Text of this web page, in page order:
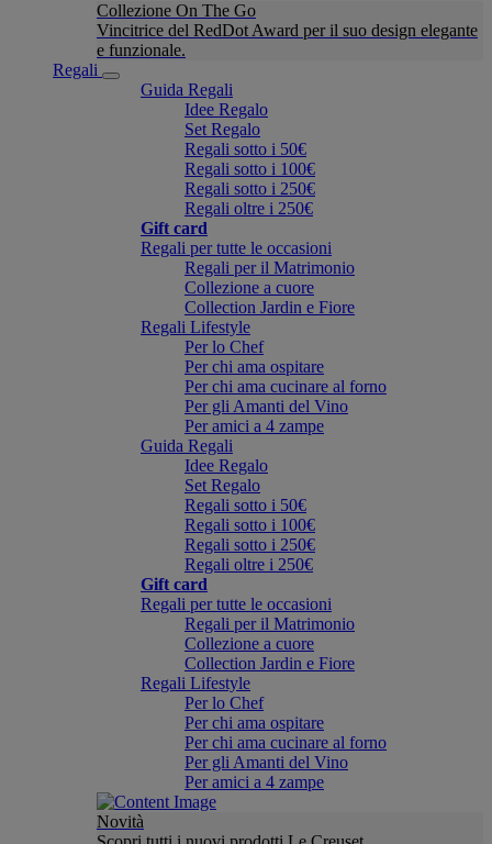
Collezione On The Go
Vincitrice del RedDot Award per il suo design elegante
e funzionale.
Regali
Guida Regali
Idee Regalo
Set Regalo
Regali sotto i 50€
Regali sotto i 100€
Regali sotto i 250€
Regali oltre i 250€
Gift card
Regali per tutte le occasioni
Regali per il Matrimonio
Collezione a cuore
Collection Jardin e Fiore
Regali Lifestyle
Per lo Chef
Per chi ama ospitare
Per chi ama cucinare al forno
Per gli Amanti del Vino
Per amici a 4 zampe
Guida Regali
Idee Regalo
Set Regalo
Regali sotto i 50€
Regali sotto i 100€
Regali sotto i 250€
Regali oltre i 250€
Gift card
Regali per tutte le occasioni
Regali per il Matrimonio
Collezione a cuore
Collection Jardin e Fiore
Regali Lifestyle
Per lo Chef
Per chi ama ospitare
Per chi ama cucinare al forno
Per gli Amanti del Vino
Per amici a 4 zampe
Novità